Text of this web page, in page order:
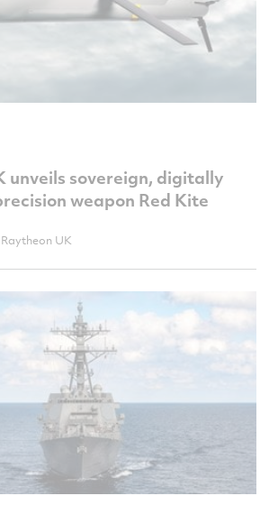
unveils sovereign, digitally
weapon Red Kite
Raytheon UK